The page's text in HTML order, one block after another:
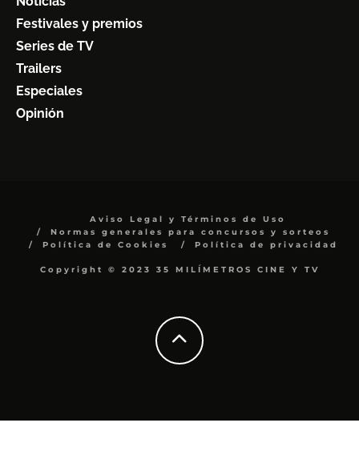
Festivales y premios
Series de TV
Trailers
Especiales
Opinión
Aviso Legal y Términos de Uso
Normas generales para concursos y sorteos
Política de Cookies
Política de privacidad
Copyright © 2023 35 MILÍMETROS CINE Y TV